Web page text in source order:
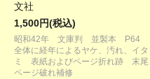
文社
1,500円(税込)
昭和42年 文庫判 並製本 P64
全体に経年によるヤケ、汚れ、イタ
ミ 表紙およびページ折れ跡 末尾
ページ破れ補修